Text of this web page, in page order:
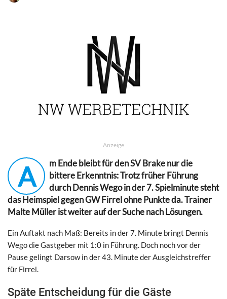
Anzeige
A
m Ende bleibt für den SV Brake nur die
bittere Erkenntnis: Trotz früher Führung
durch Dennis Wego in der 7. Spielminute steht
das Heimspiel gegen GW Firrel ohne Punkte da. Trainer
Malte Müller ist weiter auf der Suche nach Lösungen.
Ein Auftakt nach Maß: Bereits in der 7. Minute bringt Dennis
Wego die Gastgeber mit 1:0 in Führung. Doch noch vor der
Pause gelingt Darsow in der 43. Minute der Ausgleichstreffer
für Firrel.
Späte Entscheidung für die Gäste